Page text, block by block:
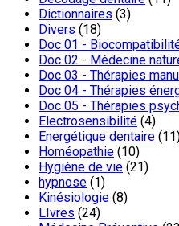
Dictionnaires (3)
Divers (18)
Doc 01 -
Doc 02 - Médecine
Doc 03 - Thérapies
Doc 04 - Thérapies
Doc 05 - Thérapies
Electrosensibilité (4)
Energétique dentaire
Homéopathie (10)
Hygiène de vie (21)
hypnose (1)
Kinésiologie (8)
LIvres (24)